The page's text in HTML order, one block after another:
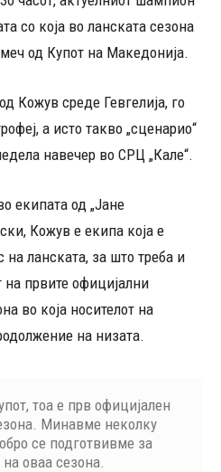
со која во ланската сезона
од Купот на Македонија.
Кожув среде Гевгелија, го
а исто такво „сценарио“
навечер во СРЦ „Кале“.
екипата од „Јане
Кожув е екипа која е
ланската, за што треба и
на првите официјални
во која носителот на
на низата.
тоа е прв официјален
Минавме неколку
се подготвивме за
на оваа сезона.